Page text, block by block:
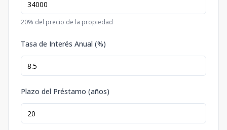
20% del precio de la propiedad
Tasa de Interés Anual (%)
Plazo del Préstamo (años)